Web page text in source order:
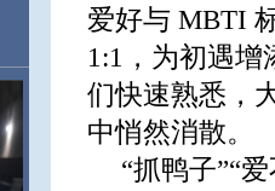
爱好与 MBTI
1:1，为初遇
们快速熟悉，
中悄然消散。
“抓鸭子”“